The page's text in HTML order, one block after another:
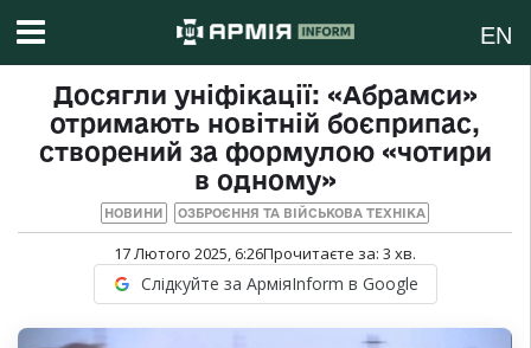
EN
Досягли уніфікації: «Абрамси»
отримають новітній боєприпас,
створений за формулою «чотири
в одному»
НОВИНИ ОЗБРОЄННЯ ТА ВІЙСЬКОВА ТЕХНІКА
17 Лютого 2025, 6:26Прочитаєте за: 3 хв.
Слідкуйте за АрміяInform в Google